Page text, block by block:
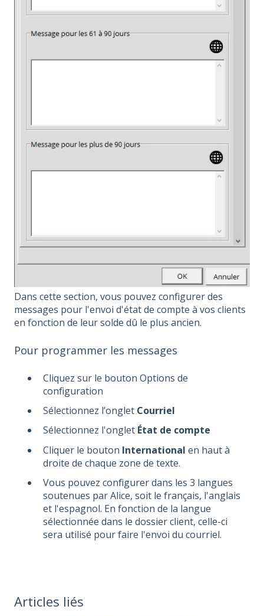
Dans cette section, vous pouvez configurer des
messages pour l'envoi d'état de compte à vos clients
en fonction de leur solde dû le plus ancien.
Pour programmer les messages
Cliquez sur le bouton Options de
configuration
Sélectionnez l’onglet Courriel
Sélectionnez l'onglet État de compte
Cliquer le bouton International en haut à
droite de chaque zone de texte.
Vous pouvez configurer dans les 3 langues
soutenues par Alice, soit le français, l'anglais
et l'espagnol. En fonction de la langue
sélectionnée dans le dossier client, celle-ci
sera utilisé pour faire l'envoi du courriel.
Articles liés